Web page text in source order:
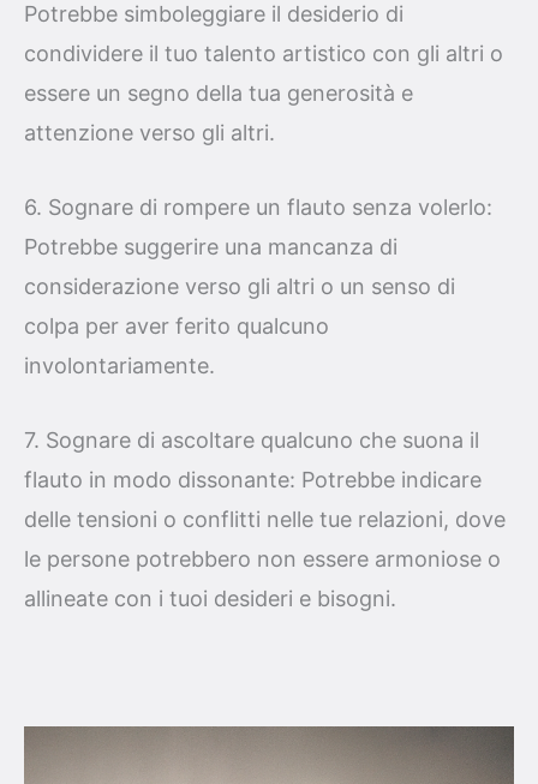
Potrebbe simboleggiare il desiderio di
condividere il tuo talento artistico con gli altri o
essere un segno della tua generosità e
attenzione verso gli altri.
6. Sognare di rompere un flauto senza volerlo:
Potrebbe suggerire una mancanza di
considerazione verso gli altri o un senso di
colpa per aver ferito qualcuno
involontariamente.
7. Sognare di ascoltare qualcuno che suona il
flauto in modo dissonante: Potrebbe indicare
delle tensioni o conflitti nelle tue relazioni, dove
le persone potrebbero non essere armoniose o
allineate con i tuoi desideri e bisogni.